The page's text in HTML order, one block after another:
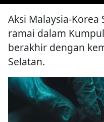
Aksi Malaysia-
ramai dalam
berakhir dengan
Selatan.